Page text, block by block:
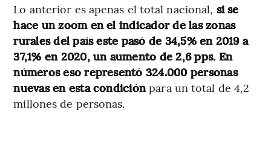
Lo anterior es apenas el total nacional, si se
hace un zoom en el indicador de las zonas
rurales del país este pasó de 34,5% en 2019 a
37,1% en 2020, un aumento de 2,6 pps. En
números eso representó 324.000 personas
nuevas en esta condiciónpara un total de 4,2
millones de personas.